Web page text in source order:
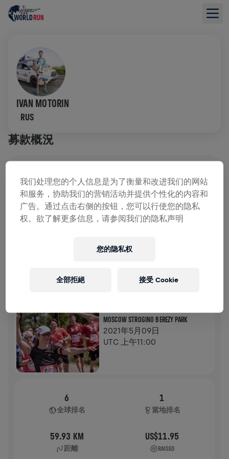
IVAN MOTORIN
RUS
募款概況
募款 捐款
用捐款支持改變！你的每一塊捐款都將貢獻於脊髓研
究。
WINGS FOR LIFE全球路跑
MOSCOW STROGINO BEREZY PARK
2021年5月09日
UTC 上午11:00
6
全球排名
1
當地排名
59.93 KM
距離
US$11.95
RAISED
我们处理您的个人信息是为了衡量和改进我们的网站
和服务，协助我们的营销活动并提供个性化的内容和
广告。通过点击右侧的按钮，您可以行使您的隐私
权。欲了解更多信息，请参阅我们的隐私声明
您的隐私权
全部拒絕 接受 Cookie